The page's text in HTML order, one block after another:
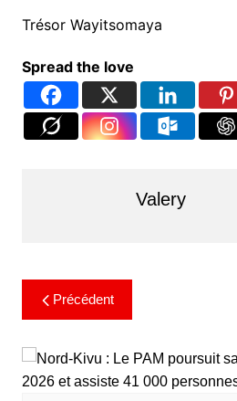
Trésor Wayitsomaya
Spread the love
Valery
Précédent